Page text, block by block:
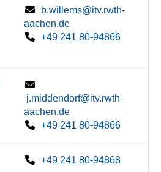
b.willems@itv.rwth-
aachen.de
+49 241 80-94866
j.middendorf@itv.rwth-
aachen.de
+49 241 80-94866
+49 241 80-94868